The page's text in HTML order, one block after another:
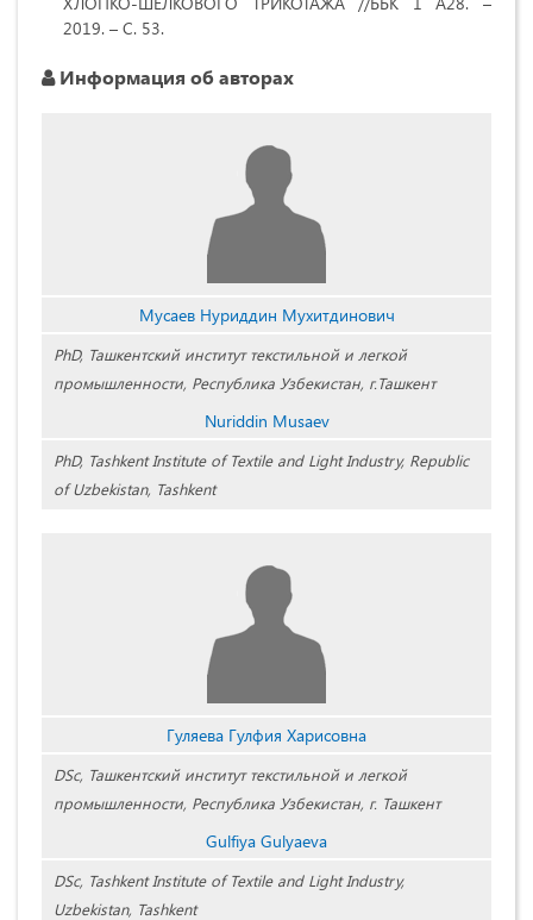
2019. – С. 53.
Информация об авторах
Мусаев Нуриддин Мухитдинович
PhD, Ташкентский институт текстильной и легкой
промышленности, Республика Узбекистан, г.Ташкент
Nuriddin Musaev
PhD, Tashkent Institute of Textile and Light Industry, Republic
of Uzbekistan, Tashkent
Гуляева Гулфия Харисовна
DSc, Ташкентский институт текстильной и легкой
промышленности, Республика Узбекистан, г. Ташкент
Gulfiya Gulyaeva
DSc, Tashkent Institute of Textile and Light Industry,
Uzbekistan, Tashkent